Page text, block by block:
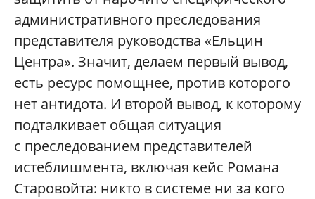
административного преследования
представителя руководства «Ельцин
Центра». Значит, делаем первый вывод,
есть ресурс помощнее, против которого
нет антидота. И второй вывод, к которому
подталкивает общая ситуация
с преследованием представителей
истеблишмента, включая кейс Романа
Старовойта: никто в системе ни за кого